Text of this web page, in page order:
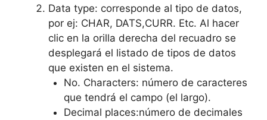
Data type: corresponde al tipo de datos,
por ej: CHAR, DATS,CURR. Etc. Al hacer
clic en la orilla derecha del recuadro se
desplegará el listado de tipos de datos
que existen en el sistema.
No. Characters: número de caracteres
que tendrá el campo (el largo).
Decimal places:número de decimales